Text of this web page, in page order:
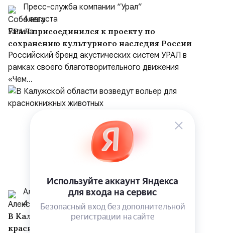
Пресс-служба компании “Урал”
4 августа
УРАЛ присоединился к проекту по
сохранению культурного наследия России
Российский бренд акустических систем УРАЛ в
рамках своего благотворительного движения
«Чем...
Алексей
4 августа
В Калужской области возведут вольер для
краснокнижных животных